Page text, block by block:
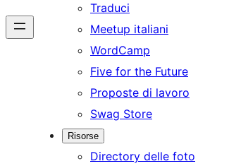
Traduci
Meetup italiani
WordCamp
Five for the Future
Proposte di lavoro
Swag Store
Risorse
Directory delle foto